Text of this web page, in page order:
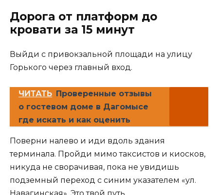
Дорога от платформ до
кровати за 15 минут
Выйди с привокзальной площади на улицу
Горького через главный вход.
ЧИТАТЬ Проверенные отзывы
о гостевом доме в Дагомысе
где искать и как оценить
Поверни налево и иди вдоль здания
терминала. Пройди мимо таксистов и киосков,
никуда не сворачивая, пока не увидишь
подземный переход с синим указателем «ул.